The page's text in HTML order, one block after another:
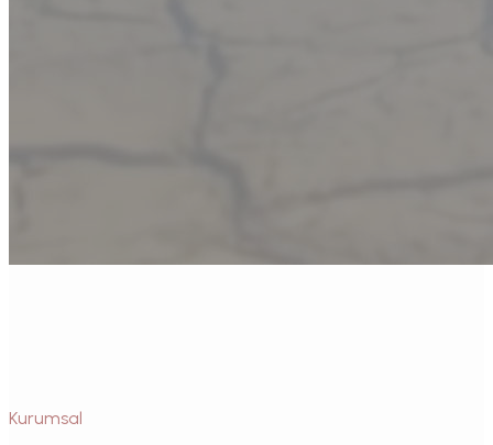
Kurumsal